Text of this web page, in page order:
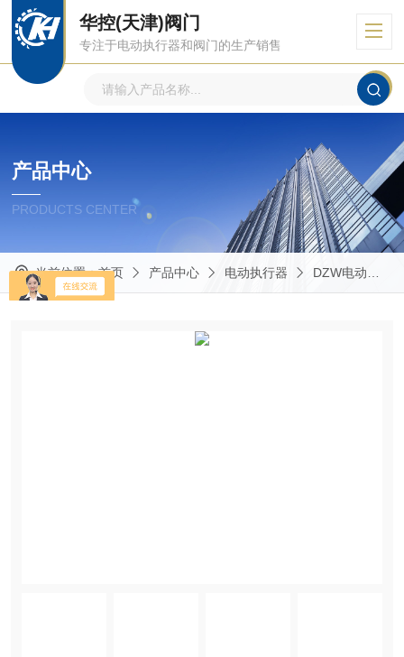
华控(天津)阀门
专注于电动执行器和阀门的生产销售
产品中心
PRODUCTS CENTER
当前位置：首页 产品中心 电动执行器 DZW电动执行器